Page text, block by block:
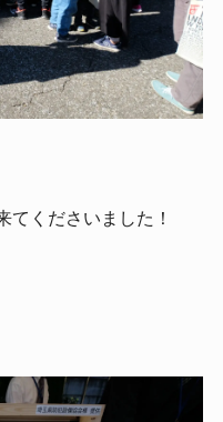
てくださいました！